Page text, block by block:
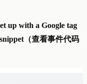
up with a Google tag
snippet（查看事件代码